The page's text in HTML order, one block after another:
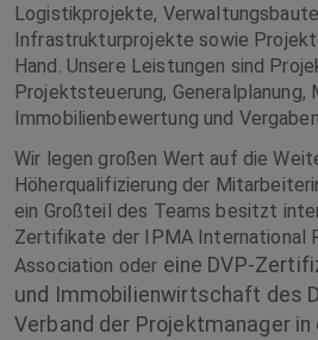
Logistikprojekte,
Infrastrukturprojekte sowie
Hand. Unsere Leistungen sind
Projektsteuerung, Generalplanung,
Immobilienbewertung und
Wir legen großen Wert auf die
Höherqualifizierung der
ein Großteil des Teams besitzt
Zertifikate der IPMA International
Association oder eine DVP-
und Immobilienwirtschaft des
Verband der Projektmanager in